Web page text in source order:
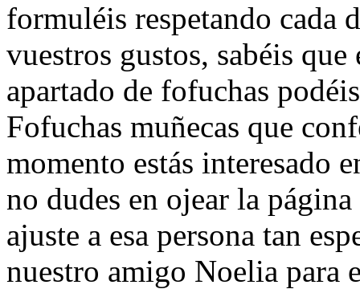
formuléis respetando cada
vuestros gustos, sabéis
apartado de fofuchas
Fofuchas muñecas que
momento estás interesado
no dudes en ojear la
ajuste a esa persona tan
nuestro amigo Noelia para